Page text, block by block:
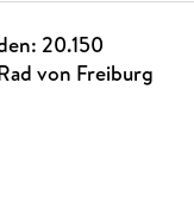
20.150
von Freiburg